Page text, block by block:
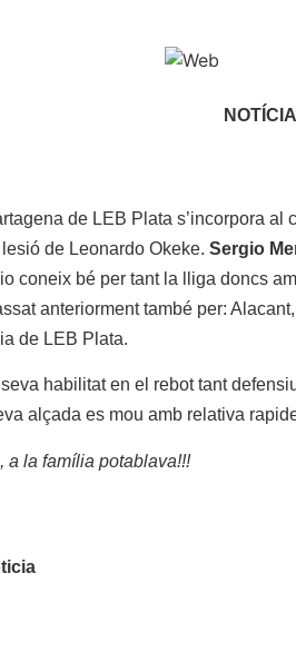
de LEB Plata s’incorpora al
de Leonardo Okeke. Sergio
coneix bé per tant la lliga doncs
anteriorment també per:
de LEB Plata.
habilitat en el rebot tant
alçada es mou amb relativa
a la família potablava!!!